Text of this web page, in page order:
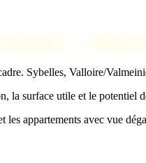
Sybelles, Valloire/
la surface utile et le potentiel
les appartements avec vue